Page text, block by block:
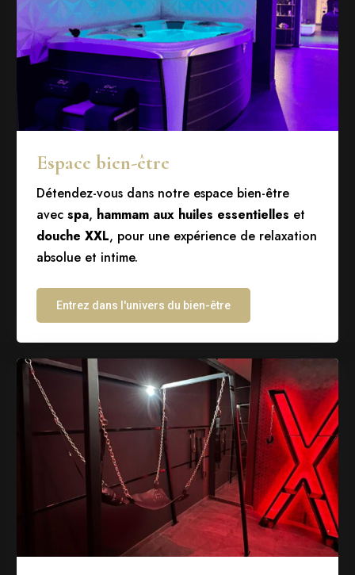
Espace bien-être
Détendez-vous dans notre espace bien-être
avec spa, hammam aux huiles essentielles et
douche XXL, pour une expérience de relaxation
absolue et intime.
Entrez dans l'univers du bien-être